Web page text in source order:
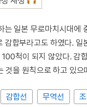
는 일본 무로마치시대에
감합부라고도 하였다.
척이 되지 않았다.
것을 원칙으로 하고 있
감합선 무역선